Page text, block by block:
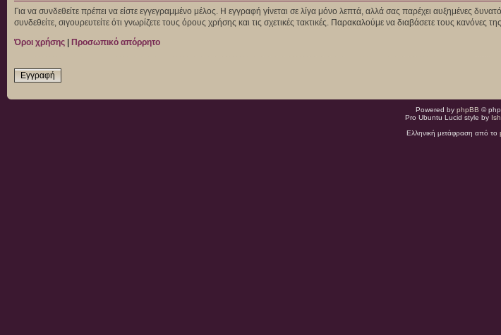
Για να συνδεθείτε πρέπει να είστε εγγεγραμμένο μέλος. Η εγγραφή γίνεται σε λίγα μόνο λεπτά, αλλά σας παρέχει αυξημένες
συνδεθείτε, σιγουρευτείτε ότι γνωρίζετε τους όρους χρήσης και τις σχετικές τακτικές. Παρακαλούμε να διαβάσετε τους
Όροι χρήσης | Προσωπικό απόρρητο
Εγγραφή
Powered by phpBB ©
Pro Ubuntu Lucid style by
Ελληνική μετάφραση από το